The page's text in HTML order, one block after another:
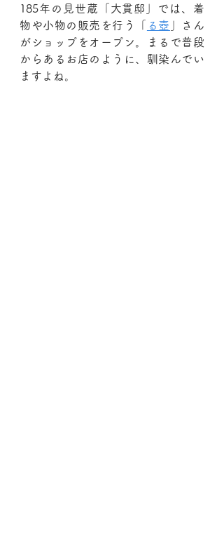
185年の見世蔵「大貫邸」では、着
物や小物の販売を行う「
る壺
」さん
がショップをオープン。まるで普段
からあるお店のように、馴染んでい
ますよね。